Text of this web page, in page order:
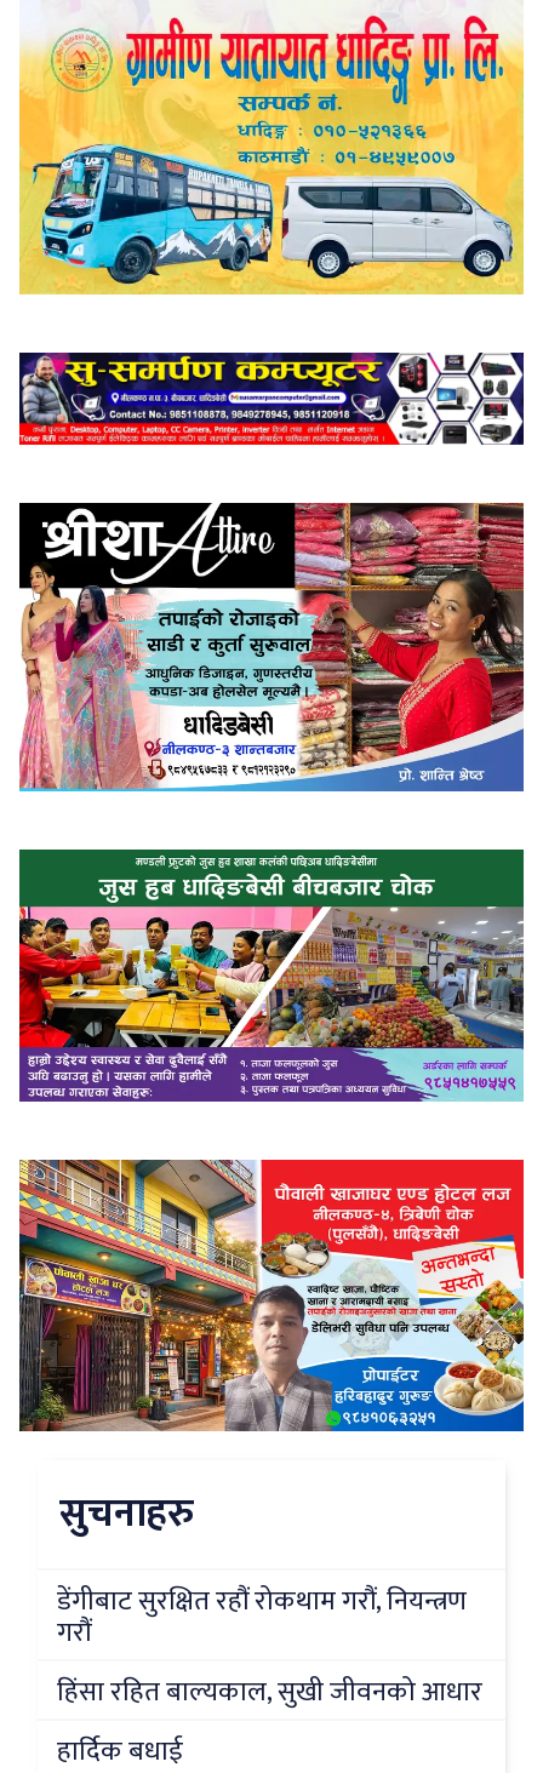
सुचनाहरु
डेंगीबाट सुरक्षित रहौं रोकथाम गरौं, नियन्त्रण
गरौं
हिंसा रहित बाल्यकाल, सुखी जीवनको आधार
हार्दिक बधाई